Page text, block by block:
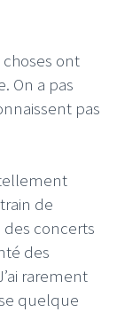
choses ont
On a pas
pas
de
concerts
des
rarement
quelque